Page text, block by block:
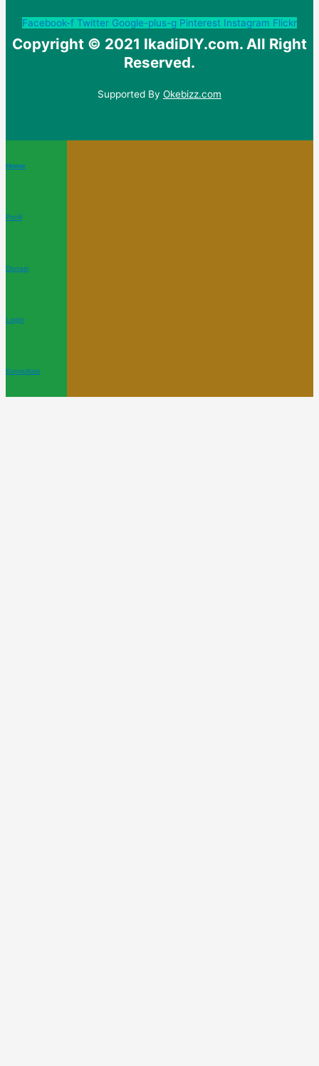
Facebook-f Twitter Google-plus-g Pinterest Instagram Flickr
Copyright © 2021 IkadiDIY.com. All Right
Reserved.
Supported By Okebizz.com
Home
Profil
Donasi
Login
Konsultasi